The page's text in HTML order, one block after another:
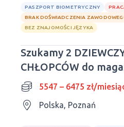
PASZPORT BIOMETRYCZNY
BRAK DOŚWIADCZENIA
BEZ ZNAJOMOŚCI JĘZYKA
Szukamy 2
CHŁOPCÓW do
Poznaniem
5547 – 6475 zł/
Polska, Poznań